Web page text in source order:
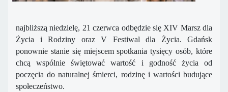
najbliższą niedzielę, 21 czerwca odbędzie się XIV Marsz dla
Życia i Rodziny oraz V Festiwal dla Życia. Gdańsk
ponownie stanie się miejscem spotkania tysięcy osób, które
chcą wspólnie świętować wartość i godność życia od
poczęcia do naturalnej śmierci, rodzinę i wartości budujące
społeczeństwo.